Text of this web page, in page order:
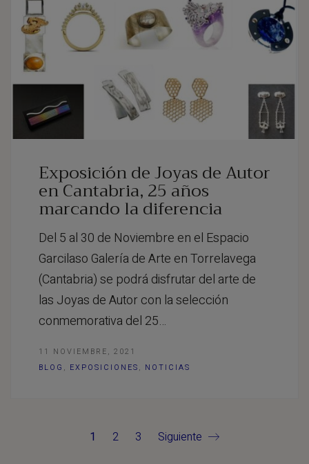
Exposición de Joyas de Autor
en Cantabria, 25 años
marcando la diferencia
Del 5 al 30 de Noviembre en el Espacio
Garcilaso Galería de Arte en Torrelavega
(Cantabria) se podrá disfrutar del arte de
las Joyas de Autor con la selección
conmemorativa del 25…
11 NOVIEMBRE, 2021
BLOG , EXPOSICIONES, NOTICIAS
1 2 3 Siguiente